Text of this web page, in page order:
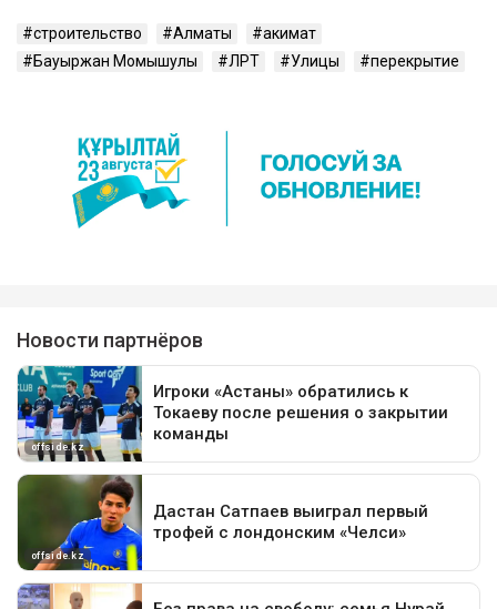
строительство Алматы
акимат
Бауыржан Момышулы
ЛРТ Улицы перекрытие